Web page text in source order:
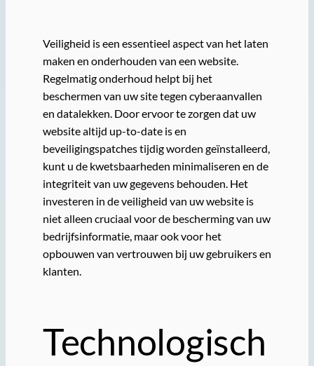
Veiligheid is een essentieel aspect van het laten
maken en onderhouden van een website.
Regelmatig onderhoud helpt bij het
beschermen van uw site tegen cyberaanvallen
en datalekken. Door ervoor te zorgen dat uw
website altijd up-to-date is en
beveiligingspatches tijdig worden geïnstalleerd,
kunt u de kwetsbaarheden minimaliseren en de
integriteit van uw gegevens behouden. Het
investeren in de veiligheid van uw website is
niet alleen cruciaal voor de bescherming van uw
bedrijfsinformatie, maar ook voor het
opbouwen van vertrouwen bij uw gebruikers en
klanten.
Technologisch